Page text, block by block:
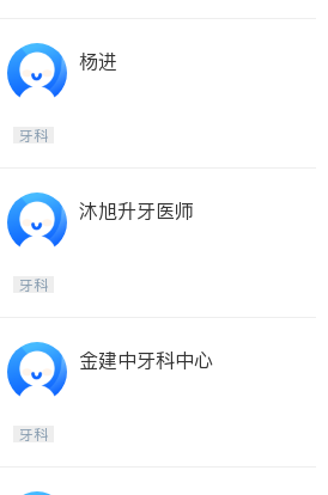
杨进
牙科
沐旭升牙医师
牙科
金建中牙科中心
牙科